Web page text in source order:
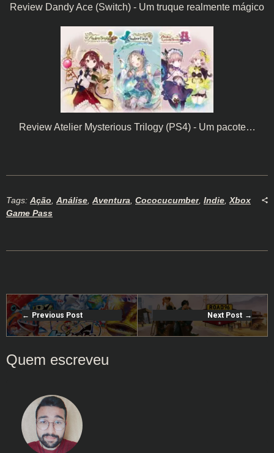
Review Dandy Ace (Switch) - Um truque realmente mágico
Review Atelier Mysterious Trilogy (PS4) - Um pacote…
Tags: Ação, Análise, Aventura, Cococucumber, Indie,Xbox
Game Pass
Previous Post Next Post